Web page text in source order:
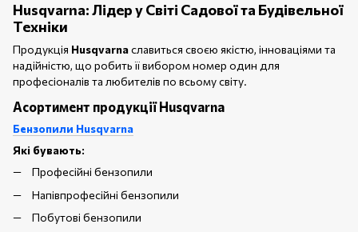
Husqvarna: Лідер у Світі Садової та Будівельної
Техніки
Продукція Husqvarnaславиться своєю якістю, інноваціями та
надійністю, що робить її вибором номер один для
професіоналів та любителів по всьому світу.
Асортимент продукції Husqvarna
Бензопили Husqvarna
Які бувають:
Професійні бензопили
Напівпрофесійні бензопили
Побутові бензопили